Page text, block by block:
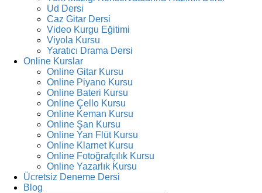
Ud Dersi
Caz Gitar Dersi
Video Kurgu Eğitimi
Viyola Kursu
Yaratıcı Drama Dersi
Online Kurslar
Online Gitar Kursu
Online Piyano Kursu
Online Bateri Kursu
Online Çello Kursu
Online Keman Kursu
Online Şan Kursu
Online Yan Flüt Kursu
Online Klarnet Kursu
Online Fotoğrafçılık Kursu
Online Yazarlık Kursu
Ücretsiz Deneme Dersi
Blog